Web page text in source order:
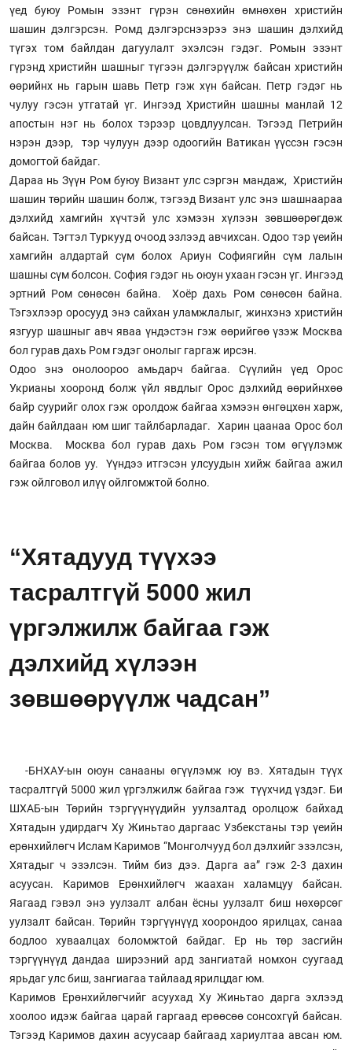
үед буюу Ромын эзэнт гүрэн сөнөхийн өмнөхөн христийн
шашин дэлгэрсэн. Ромд дэлгэрснээрээ энэ шашин дэлхийд
түгэх том байлдан дагуулалт эхэлсэн гэдэг. Ромын эзэнт
гүрэнд христийн шашныг түгээн дэлгэрүүлж байсан христийн
өөрийнх нь гарын шавь Петр гэж хүн байсан. Петр гэдэг нь
чулуу гэсэн утгатай үг. Ингээд Христийн шашны манлай 12
апостын нэг нь болох тэрээр цовдлуулсан. Тэгээд Петрийн
нэрэн дээр, тэр чулуун дээр одоогийн Ватикан үүссэн гэсэн
домогтой байдаг.
Дараа нь Зүүн Ром буюу Визант улс сэргэн мандаж, Христийн
шашин төрийн шашин болж, тэгээд Визант улс энэ шашнаараа
дэлхийд хамгийн хүчтэй улс хэмээн хүлээн зөвшөөрөгдөж
байсан. Тэгтэл Туркууд очоод эзлээд авчихсан. Одоо тэр үеийн
хамгийн алдартай сүм болох Ариун Софиягийн сүм лалын
шашны сүм болсон. София гэдэг нь оюун ухаан гэсэн үг. Ингээд
эртний Ром сөнөсөн байна. Хоёр дахь Ром сөнөсөн байна.
Тэгэхлээр оросууд энэ сайхан уламжлалыг, жинхэнэ христийн
язгуур шашныг авч яваа үндэстэн гэж өөрийгөө үзэж Москва
бол гурав дахь Ром гэдэг онолыг гаргаж ирсэн.
Одоо энэ онолоороо амьдарч байгаа. Сүүлийн үед Орос
Укрианы хооронд болж үйл явдлыг Орос дэлхийд өөрийнхөө
байр суурийг олох гэж оролдож байгаа хэмээн өнгөцхөн харж,
дайн байлдаан юм шиг тайлбарладаг. Харин цаанаа Орос бол
Москва. Москва бол гурав дахь Ром гэсэн том өгүүлэмж
байгаа болов уу. Үүндээ итгэсэн улсуудын хийж байгаа ажил
гэж ойлговол илүү ойлгомжтой болно.
“Хятадууд түүхээ
тасралтгүй 5000 жил
үргэлжилж байгаа гэж
дэлхийд хүлээн
зөвшөөрүүлж чадсан”
-БНХАУ-ын оюун санааны өгүүлэмж юу вэ. Хятадын түүх
тасралтгүй 5000 жил үргэлжилж байгаа гэж түүхчид үздэг. Би
ШХАБ-ын Төрийн тэргүүнүүдийн уулзалтад оролцож байхад
Хятадын удирдагч Ху Жиньтао даргаас Узбекстаны тэр үеийн
ерөнхийлөгч Ислам Каримов “Монголчууд бол дэлхийг эзэлсэн,
Хятадыг ч эзэлсэн. Тийм биз дээ. Дарга аа” гэж 2-3 дахин
асуусан. Каримов Ерөнхийлөгч жаахан халамцуу байсан.
Яагаад гэвэл энэ уулзалт албан ёсны уулзалт биш нөхөрсөг
уулзалт байсан. Төрийн тэргүүнүүд хоорондоо ярилцах, санаа
бодлоо хуваалцах боломжтой байдаг. Ер нь төр засгийн
тэргүүнүүд дандаа ширээний ард зангиатай номхон суугаад
ярьдаг улс биш, зангиагаа тайлаад ярилцдаг юм.
Каримов Ерөнхийлөгчийг асуухад Ху Жиньтао дарга эхлээд
хоолоо идэж байгаа царай гаргаад ерөөсөө сонсохгүй байсан.
Тэгээд Каримов дахин асуусаар байгаад хариултаа авсан юм.